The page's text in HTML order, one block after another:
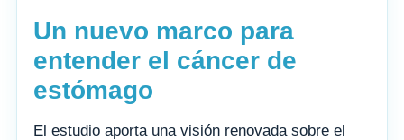
Un nuevo marco para
entender el cáncer de
estómago
El estudio aporta una visión renovada sobre el